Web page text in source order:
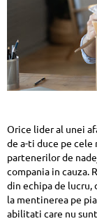
Orice lider al unei
de a-ti duce pe
partenerilor de
compania in cauza.
din echipa de lucru,
la mentinerea pe
abilitati care nu